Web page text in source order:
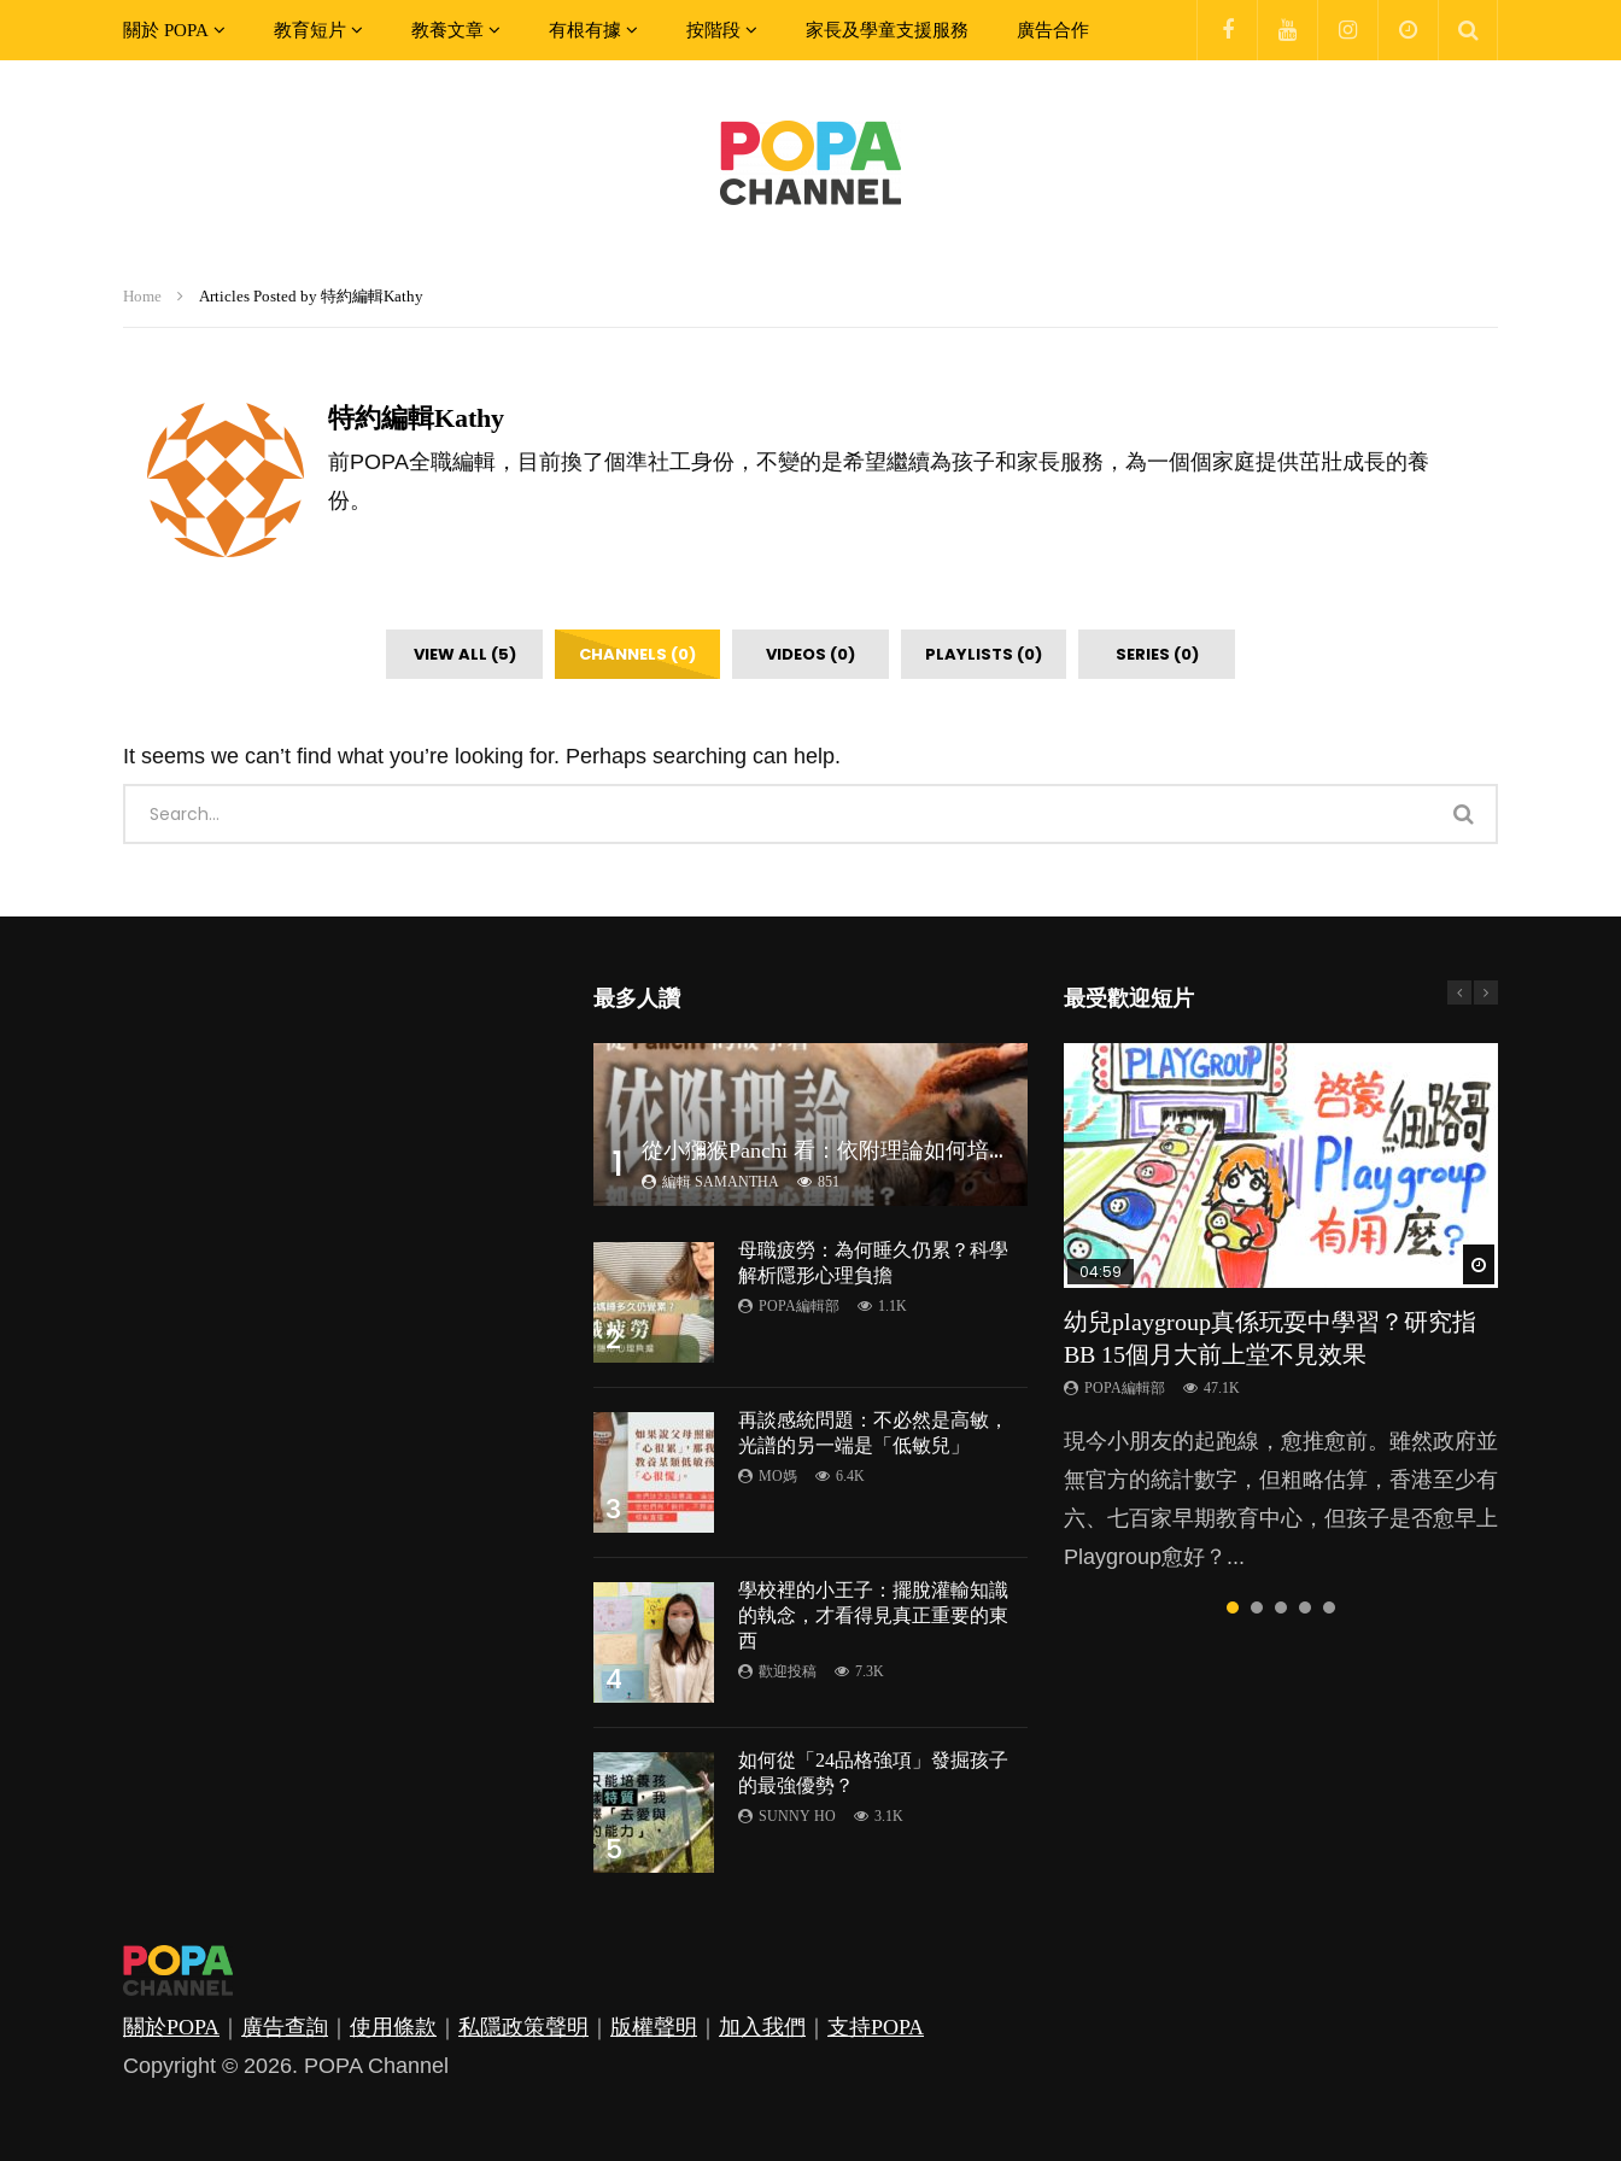
關於 POPA 教育短片 教養文章 有根有據 按階段 家長及學童支援服務 廣告合作
Home Articles Posted by 特約編輯Kathy
特約編輯Kathy
前POPA全職編輯，目前換了個準社工身份，不變的是希望繼續為孩子和家長服務，為一個個家庭提供茁壯成長的養
份。
VIEW ALL (5) CHANNELS (0) VIDEOS (0) PLAYLISTS (0) SERIES (0)
It seems we can’t find what you’re looking for. Perhaps searching can help.
最多人讚
1 從
小獼猴Panchi 看：依附理論如何培養孩子心理韌性？
編輯 SAMANTHA 851
2
母職疲勞：為何睡久仍累？科學
解析隱形心理負擔
POPA編輯部 1.1K
3
再談感統問題：不必然是高敏，
光譜的另一端是「低敏兒」
MO媽 6.4K
4
學校裡的小王子：擺脫灌輸知識
的執念，才看得見真正重要的東
西
歡迎投稿 7.3K
5
如何從「24品格強項」發掘孩子
的最強優勢？
SUNNY HO 3.1K
最受歡迎短片
04:59
幼兒playgroup真係玩耍中學習？研究指
BB 15個月大前上堂不見效果
POPA編輯部 47.1K
現今小朋友的起跑線，愈推愈前。雖然政府並
無官方的統計數字，但粗略估算，香港至少有
六、七百家早期教育中心，但孩子是否愈早上
Playgroup愈好？...
03:39
幼稚園遊戲課 如何刺激幼兒自發學習取
代獎勵與懲罰？
POPA編輯部 33.1K
由美國學者所創的 tools of the mind 課程，學
生以遊戲方式學習，學術能力和自制能力亦明
顯比其他小朋友優勝，到底這課程有何特別之
處？...
03:02
老公患產後憂鬱症對BB的影響
POPA編輯部 15.9K
後抑鬱，影響日常生活，嚴重的甚至會有自
殺，或傷害小朋友的念頭。但為何爸爸患上產
後抑鬱往往難以察覺？...
04:06
全職好？在職好？｜全職媽媽與在職媽媽
的壓力與價值
POPA編輯部 25.8K
許多媽媽心底可能都有一刻掙扎過：究竟全職
好，還是在職好。雖說每個家庭都有自己的獨
特狀況和考慮因素，但原來全職和在職媽媽所
養育的子女其實都各有擅長。...
04:18
凡事以BB為中心，就係好爸媽？｜別忽
視父母的身心虛耗
POPA編輯部 31.5K
父母日夜無間、身心俱疲地照顧BB，如何做
到正向教養？部份父母更會為了小朋友放棄自
己的嗜好、減少出席朋友聚會等等，你以為會
換來美好的親子關係，有助小朋友成長，但原
關於POPA 廣告查詢 使用條款 私隱政策聲明 版權聲明 加入我們
支持POPA
Copyright © 2026. POPA Channel